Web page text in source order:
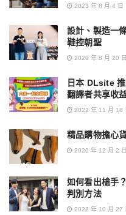
2023 年 8 月 4 日
設計、製造一
鞋控朝聖
2020 年 8 月 20 日
日本 DLsite
翻譯者共享收
2022 年 11 月 18
精品購物擔心
2020 年 12 月 2 日
如何看出槍手
判別方法
2022 年 10 月 27